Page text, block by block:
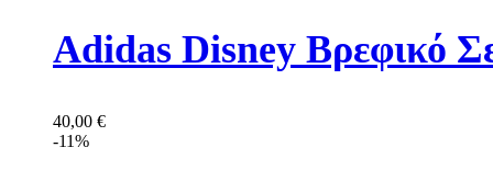
Adidas Disney Βρεφικό
40,00 €
-11%